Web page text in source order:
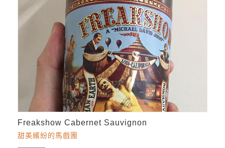
Freakshow Cabernet Sauvignon
甜美繽紛的馬戲團